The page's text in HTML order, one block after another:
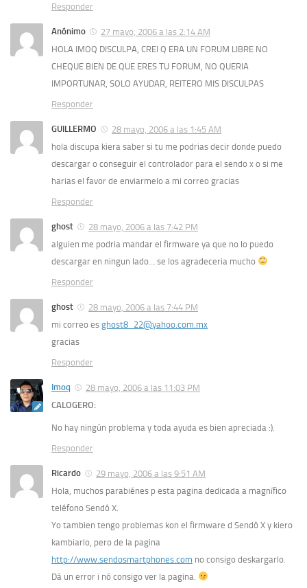
Responder
Anónimo
27 mayo, 2006 a las 2:14 AM
HOLA IMOQ DISCULPA, CREI Q ERA UN FORUM LIBRE NO
CHEQUE BIEN DE QUE ERES TU FORUM, NO QUERIA
IMPORTUNAR, SOLO AYUDAR, REITERO MIS DISCULPAS
Responder
GUILLERMO
28 mayo, 2006 a las 1:45 AM
hola discupa kiera saber si tu me podrias decir donde puedo
descargar o conseguir el controlador para el sendo x o si me
harias el favor de enviarmelo a mi correo gracias
Responder
ghost
28 mayo, 2006 a las 7:42 PM
alguien me podria mandar el firmware ya que no lo puedo
descargar en ningun lado… se los agradeceria mucho
Responder
ghost
28 mayo, 2006 a las 7:44 PM
mi correo es ghost8_22@yahoo.com.mx
gracias
Responder
Imoq
28 mayo, 2006 a las 11:03 PM
CALOGERO:
No hay ningún problema y toda ayuda es bien apreciada :).
Responder
Ricardo
29 mayo, 2006 a las 9:51 AM
Hola, muchos parabiénes p esta pagina dedicada a magnífico
teléfono Sendô X.
Yo tambien tengo problemas kon el firmware d Sendô X y kiero
kambiarlo, pero de la pagina
http://www.sendosmartphones.com no consigo deskargarlo.
Dá un error i nó consigo ver la pagina.